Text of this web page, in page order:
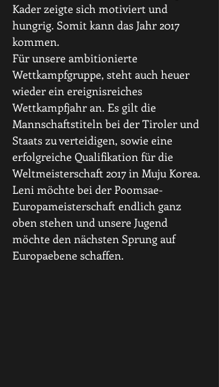
Kader zeigte sich motiviert und
hungrig. Somit kann das Jahr 2017
kommen.
Für unsere ambitionierte
Wettkampfgruppe, steht auch heuer
wieder ein ereignisreiches
Wettkampfjahr an. Es gilt die
Mannschaftstiteln bei der Tiroler und
Staats zu verteidigen, sowie eine
erfolgreiche Qualifikation für die
Weltmeisterschaft 2017 in Muju Korea.
Leni möchte bei der Poomsae-
Europameisterschaft endlich ganz
oben stehen und unsere Jugend
möchte den nächsten Sprung auf
Europaebene schaffen.